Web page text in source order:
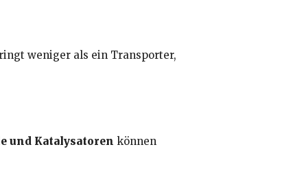
weniger als ein Transporter,
und Katalysatoren können